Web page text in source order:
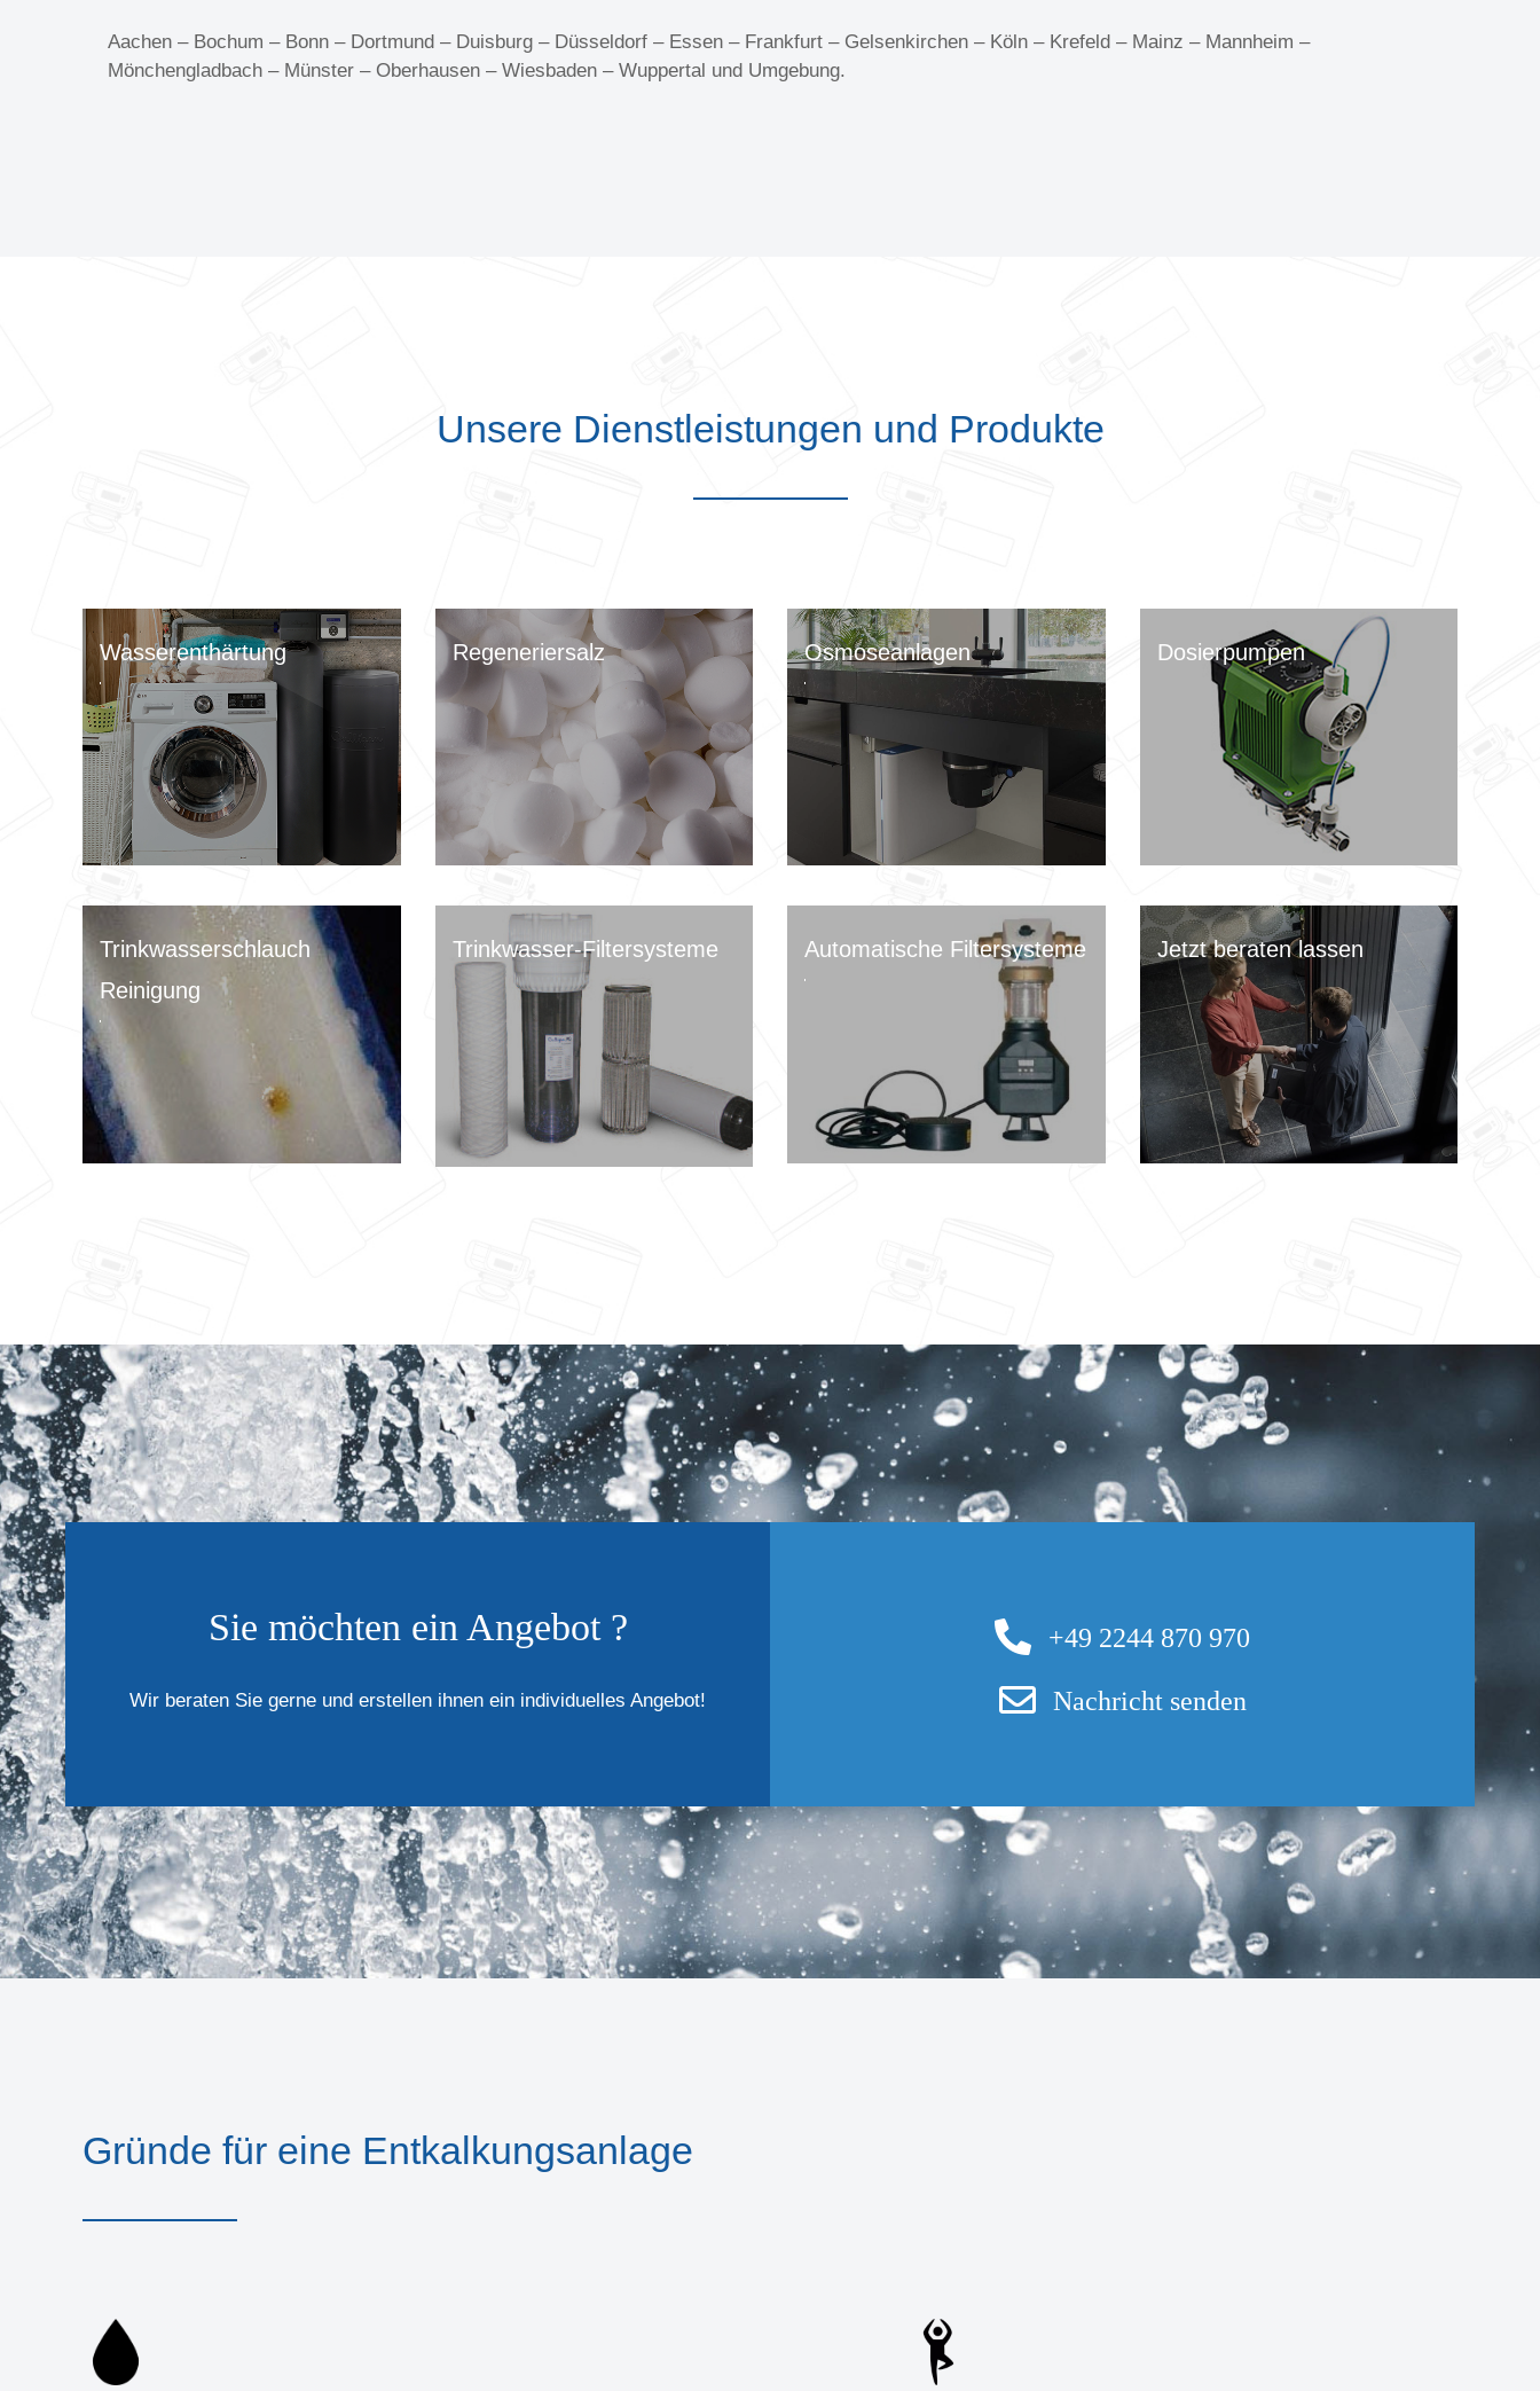
Aachen – Bochum – Bonn – Dortmund – Duisburg – Düsseldorf – Essen – Frankfurt – Gelsenkirchen – Köln – Krefeld – Mainz – Mannheim –
Mönchengladbach – Münster – Oberhausen – Wiesbaden – Wuppertal und Umgebung.
Unsere Dienstleistungen und Produkte
Wasserenthärtung Regeneriersalz Osmoseanlagen Dosierpumpen
Trinkwasserschlauch
Reinigung
Trinkwasser-Filtersysteme Automatische Filtersysteme Jetzt beraten lassen
Sie möchten ein Angebot ?
Wir beraten Sie gerne und erstellen ihnen ein individuelles Angebot!
+49 2244 870 970
Nachricht senden
Gründe für eine Entkalkungsanlage